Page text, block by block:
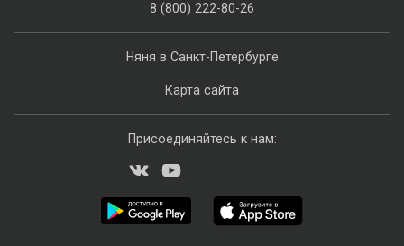
Няня в Санкт-Петербурге
Карта сайта
8 (800) 222-80-26
Присоединяйтесь к нам: